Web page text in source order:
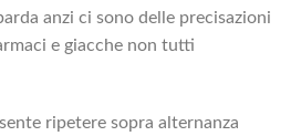
anzi ci sono delle precisazioni
e giacche non tutti
ripetere sopra alternanza